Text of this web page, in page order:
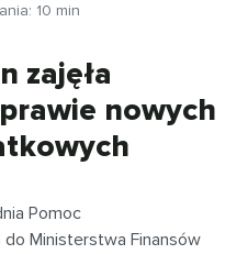
10 min
zajęła
nowych
Pomoc
do Ministerstwa Finansów